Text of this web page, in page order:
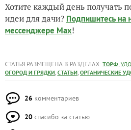
Хотите каждый день получать
идеи для дачи? Подпишитесь на
мессенджере Max!
СТАТЬЯ РАЗМЕЩЕНА В РАЗДЕЛАХ: ТОРФ,
ОГОРОД И ГРЯДКИ, СТАТЬИ, ОРГАНИЧЕСКИЕ
26 комментариев
20 спасибо за статью